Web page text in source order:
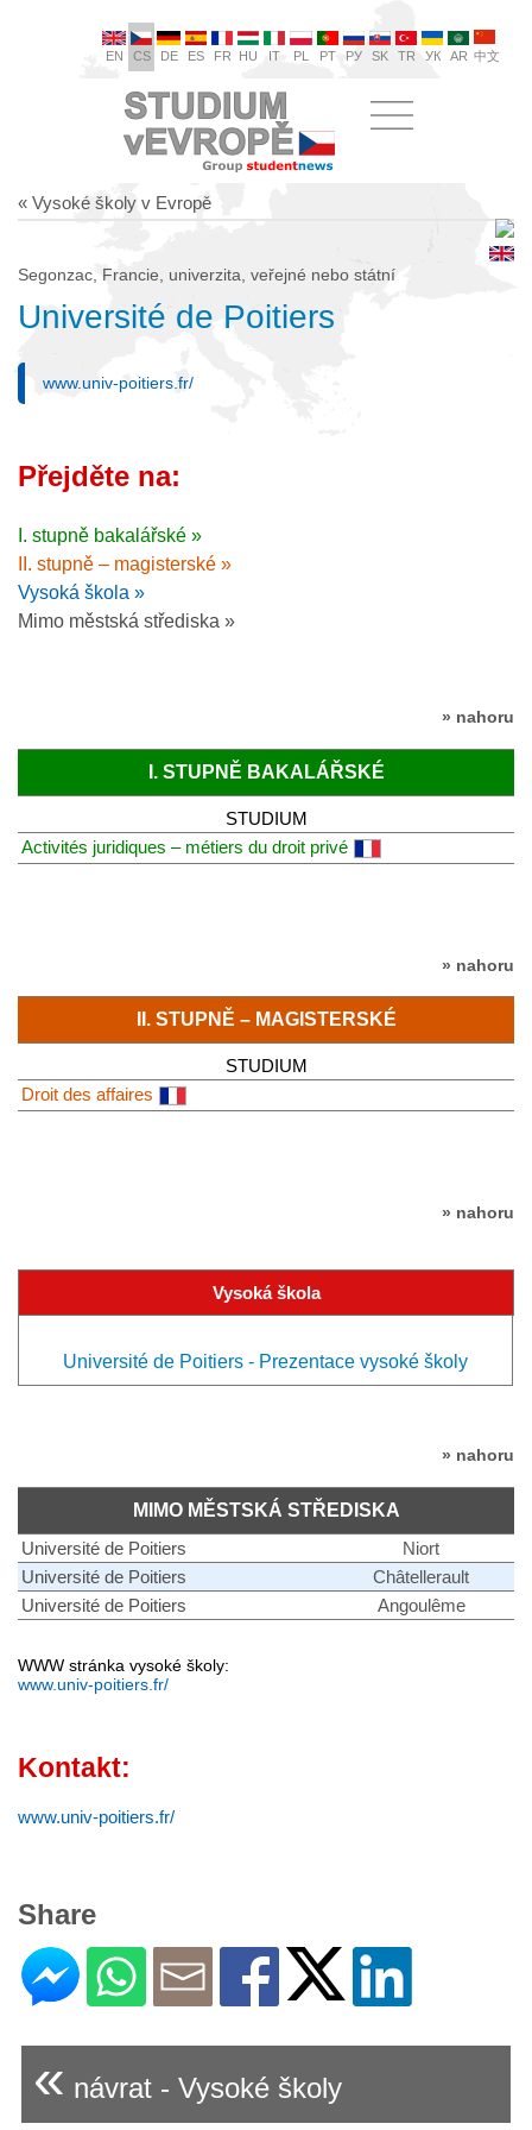
EN CS DE ES FR HU IT PL PT РУ SK TR УК AR 中文
« Vysoké školy v Evropě
Segonzac, Francie, univerzita, veřejné nebo státní
Université de Poitiers
www.univ-poitiers.fr/
Přejděte na:
I. stupně bakalářské »
II. stupně – magisterské »
Vysoká škola »
Mimo městská střediska »
» nahoru
I. STUPNĚ BAKALÁŘSKÉ
STUDIUM
Activités juridiques – métiers du droit privé
» nahoru
II. STUPNĚ – MAGISTERSKÉ
STUDIUM
Droit des affaires
» nahoru
Vysoká škola
Université de Poitiers - Prezentace vysoké školy
» nahoru
MIMO MĚSTSKÁ STŘEDISKA
Université de Poitiers
Niort
Université de Poitiers
Châtellerault
Université de Poitiers
Angoulême
WWW stránka vysoké školy:
www.univ-poitiers.fr/
Kontakt:
www.univ-poitiers.fr/
Share
« návrat - Vysoké školy